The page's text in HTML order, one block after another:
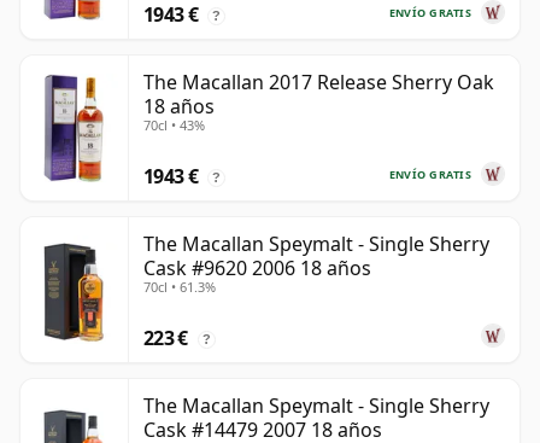
ENVÍO GRATIS
1943 € ?
The Macallan 2017 Release Sherry Oak
18 años
70cl • 43%
ENVÍO GRATIS
1943 € ?
The Macallan Speymalt - Single Sherry
Cask #9620 2006 18 años
70cl • 61.3%
223 € ?
The Macallan Speymalt - Single Sherry
Cask #14479 2007 18 años